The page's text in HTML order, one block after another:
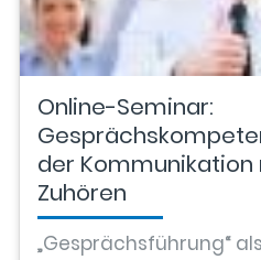
Online-Seminar:
der
Zuhören
„Gesprächsführung“